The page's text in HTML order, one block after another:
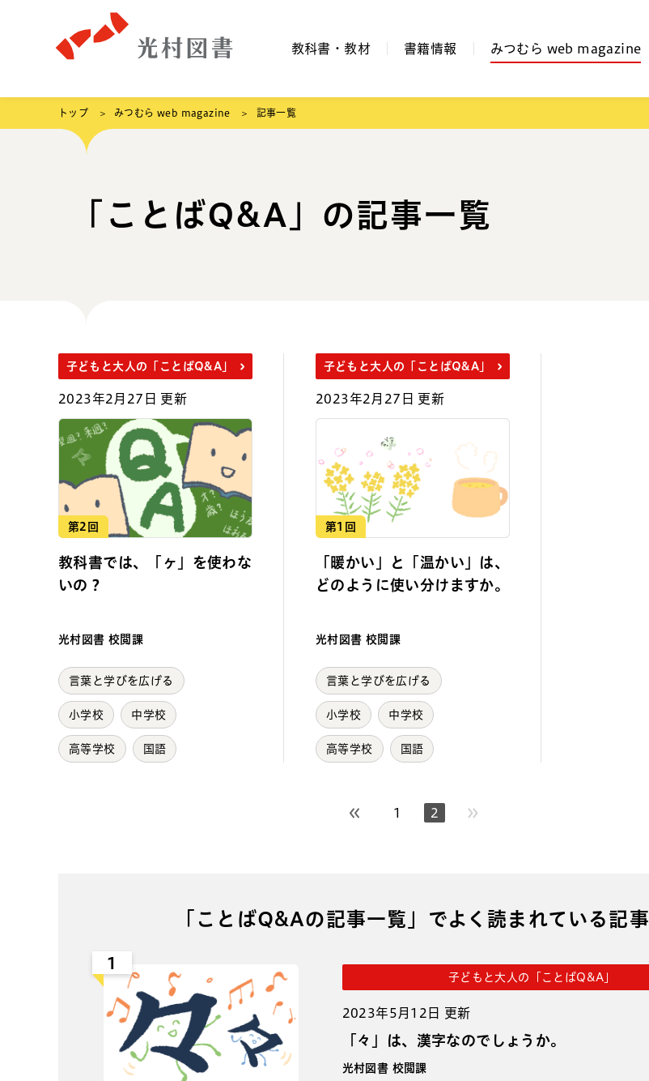
教科書・教材 書籍情報 みつむら web magazine
トップ みつむら web magazine 記事一覧
「ことばQ&A」の記事一覧
子どもと大人の「ことばQ&A」
2023年2月27日 更新
第2回
教科書では、「ヶ」を使わな
いの？
光村図書 校閲課
言葉と学びを広げる
小学校 中学校
高等学校 国語
子どもと大人の「ことばQ&A」
2023年2月27日 更新
第1回
「暖かい」と「温かい」は、
どのように使い分けますか。
光村図書 校閲課
言葉と学びを広げる
小学校 中学校
高等学校 国語
前のページへ
1 2
「ことばQ&Aの記事一覧」でよく読まれている記事
1
子どもと大人の「ことばQ&A」
2023年5月12日 更新
「々」は、漢字なのでしょうか。
光村図書 校閲課